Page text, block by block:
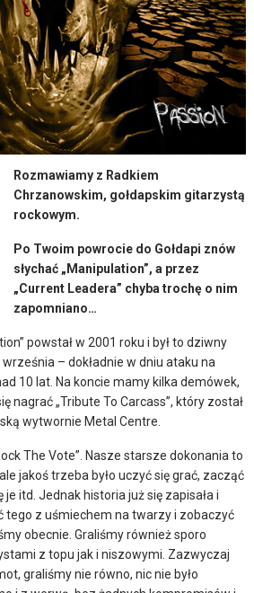
Rozmawiamy z Radkiem
Chrzanowskim, gołdapskim gitarzystą
rockowym.
Po Twoim powrocie do Gołdapi znów
słychać „Manipulation”, a przez
„Current Leadera” chyba trochę o nim
zapomniano…
powstał w 2001 roku i był to dziwny
– dokładnie w dniu ataku na
10 lat. Na koncie mamy kilka demówek,
nagrać „Tribute To Carcass”, który został
wytwornie Metal Centre.
The Vote”. Nasze starsze dokonania to
jakoś trzeba było uczyć się grać, zacząć
itd. Jednak historia już się zapisała i
tego z uśmiechem na twarzy i zobaczyć
obecnie. Graliśmy również sporo
z topu jak i niszowymi. Zazwyczaj
graliśmy nie równo, nic nie było